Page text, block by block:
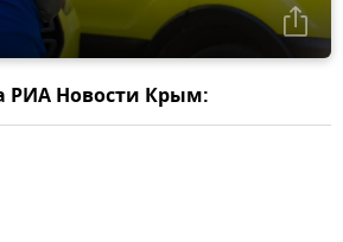
РИА Новости Крым: